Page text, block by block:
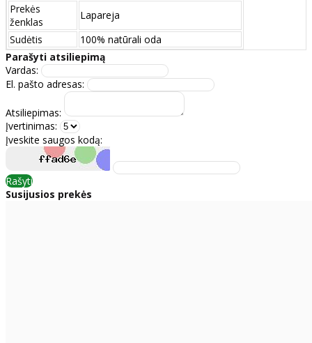
Prekės
ženklas
Lapareja
Sudėtis
100% natūrali oda
Parašyti atsiliepimą
Vardas:
El. pašto adresas:
Atsiliepimas:
Įvertinimas:
Įveskite saugos kodą:
Rašyti
Susijusios prekės